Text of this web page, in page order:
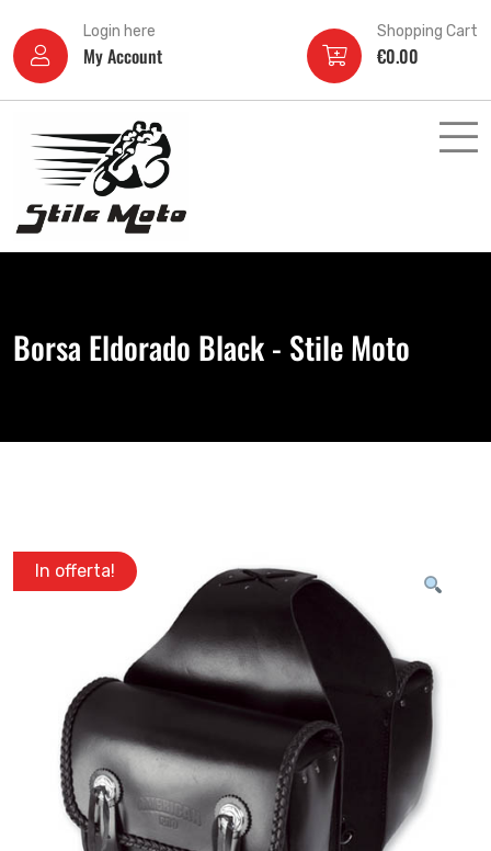
Login here
My Account
Shopping Cart
€0.00
Borsa Eldorado Black - Stile Moto
In offerta!